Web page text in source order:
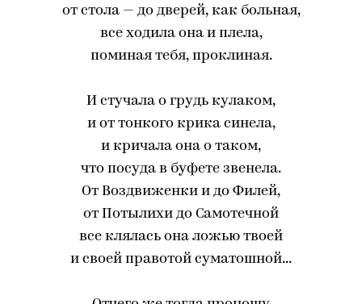
от стола — до дверей, как больная,
все ходила она и плела,
поминая тебя, проклиная.
И стучала о грудь кулаком,
и от тонкого крика синела,
и кричала она о таком,
что посуда в буфете звенела.
От Воздвиженки и до Филей,
от Потылихи до Самотечной
все клялась она ложью твоей
и своей правотой суматошной...